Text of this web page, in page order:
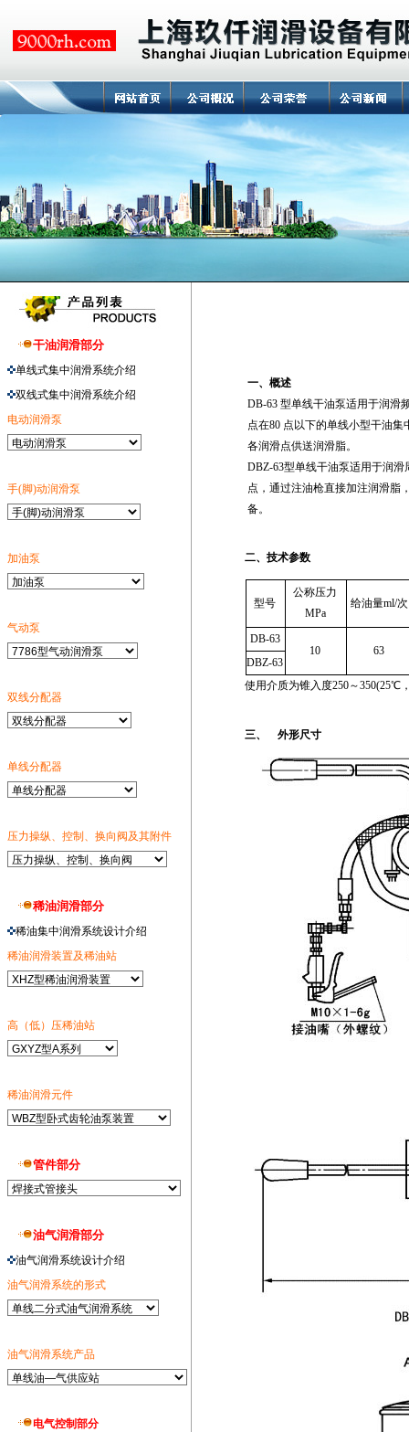
干油润滑部分
单线式集中润滑系统介绍
双线式集中润滑系统介绍
电动润滑泵
手(脚)动润滑泵
加油泵
气动泵
双线分配器
单线分配器
压力操纵、控制、换向阀及其附件
稀油润滑部分
稀油集中润滑系统设计介绍
稀油润滑装置及稀油站
高（低）压稀油站
稀油润滑元件
管件部分
油气润滑部分
油气润滑系统设计介绍
油气润滑系统的形式
油气润滑系统产品
电气控制部分
一、概述
DB-63 型单线干油泵适用于润滑
点在80 点以下的单线小型干油
各润滑点供送润滑脂。
DBZ-63型单线干油泵适用于润
点，通过注油枪直接加注润滑脂
备。
二、技术参数
型号
公称压力
MPa
给油量ml/次
DB-63
10
63
DBZ-63
使用介质为锥入度250～350(25℃
三、 外